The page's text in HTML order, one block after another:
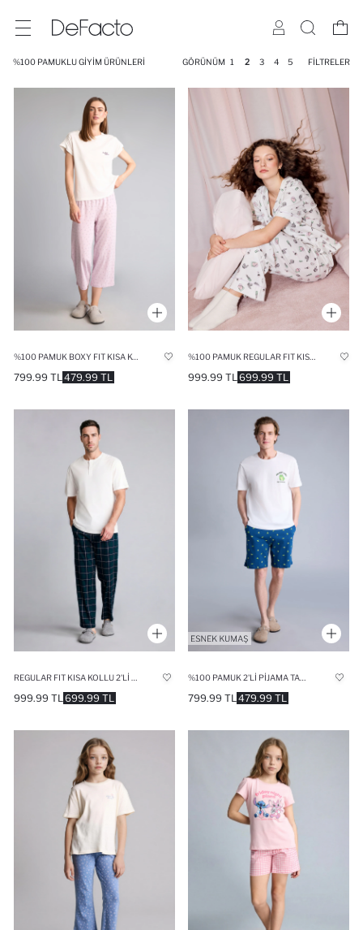
%100 PAMUKLU GIYIM ÜRÜNLERI GÖRÜNÜM 1 2 3 4 5 FILTRELER
479.99 TL
799.99 TL 699.99 TL
999.99 TL
699.99 TL
999.99 TL 479.99 TL
799.99 TL